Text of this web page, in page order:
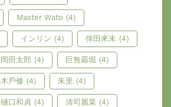
Master Wato (4)
インリン (4) 倖田來未 (4)
岡田太郎 (4) 巨無霸堀 (4)
木戶修 (4) 朱里 (4)
樋口和貞 (4) 清司麗菜 (4)